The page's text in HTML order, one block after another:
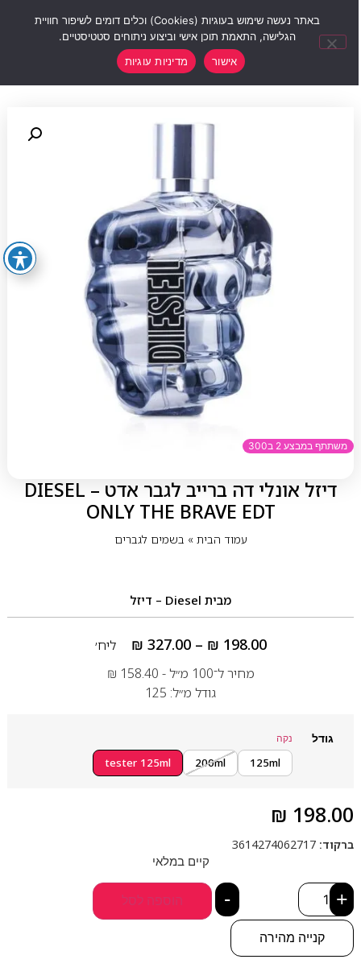
משתתף במבצע 2 ב300
דיזל אונלי דה ברייב לגבר אדט – DIESEL
ONLY THE BRAVE EDT
עמוד הבית» בשמים לגברים
מבית Diesel – דיזל
₪ 198.00
–
₪ 327.00
ליח׳
מחיר ל־100 מ״ל -
₪ 158.40
גודל מ״ל: 125
גודל נקה
125ml
200ml
tester 125ml
₪ 198.00
ברקוד: 3614274062717
קיים במלאי
- + הוספה לסל
קנייה מהירה
באתר נעשה שימוש בעוגיות (Cookies) וכלים דומים לשיפור חוויית
הגלישה, התאמת תוכן אישי וביצוע ניתוחים סטטיסטיים.
אישור
מדיניות עוגיות